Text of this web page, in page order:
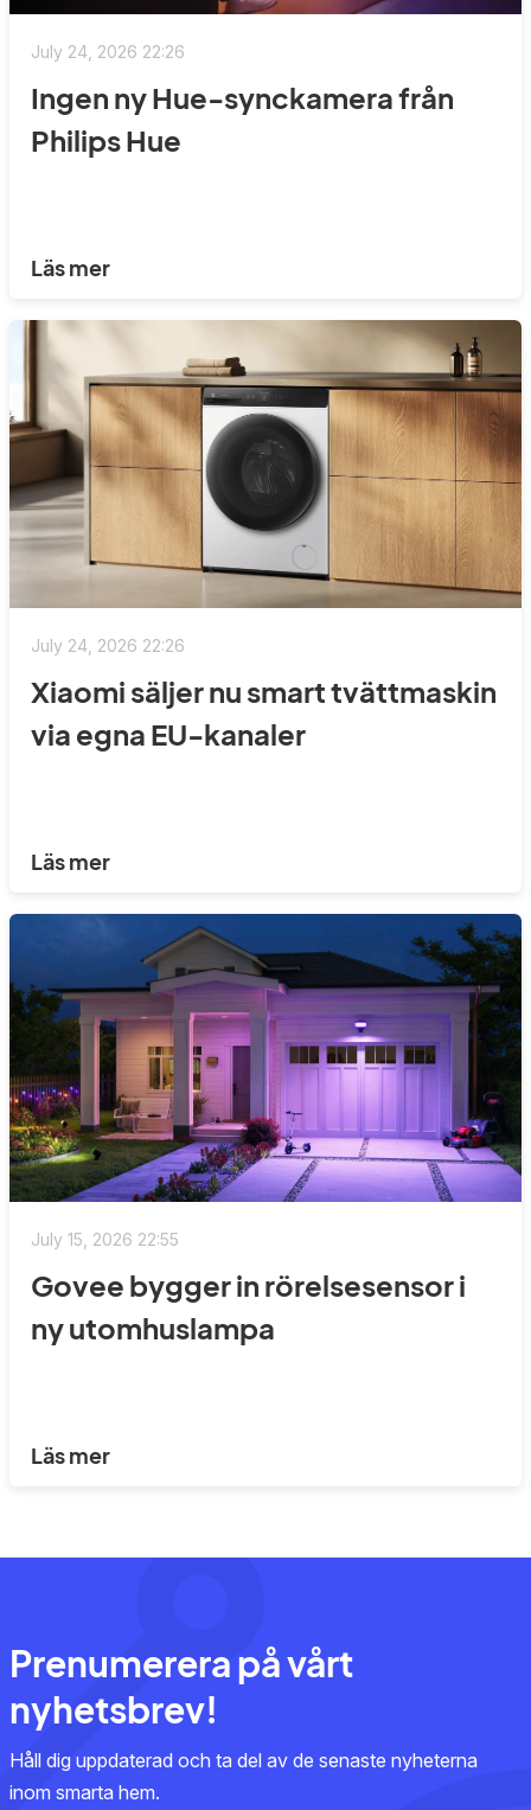
July 24, 2026 22:26
Ingen ny Hue-synckamera från
Philips Hue
Läs mer
July 24, 2026 22:26
Xiaomi säljer nu smart tvättmaskin
via egna EU-kanaler
Läs mer
July 15, 2026 22:55
Govee bygger in rörelsesensor i
ny utomhuslampa
Läs mer
Prenumerera på vårt
nyhetsbrev!
Håll dig uppdaterad och ta del av de senaste nyheterna
inom smarta hem.